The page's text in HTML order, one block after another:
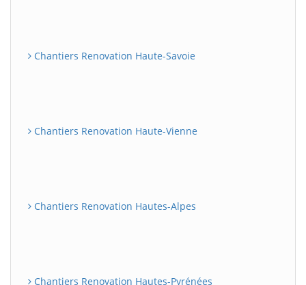
Chantiers Renovation Haute-Savoie
Chantiers Renovation Haute-Vienne
Chantiers Renovation Hautes-Alpes
Chantiers Renovation Hautes-Pyrénées